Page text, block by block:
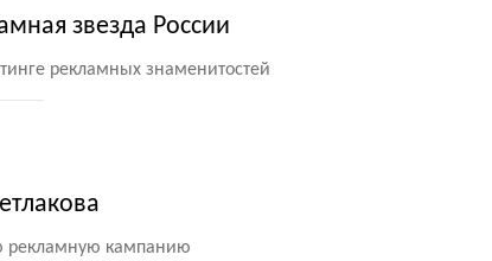
звезда России
рекламных знаменитостей
рекламную кампанию